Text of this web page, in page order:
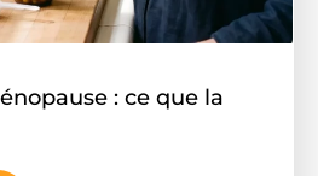
: ce que la